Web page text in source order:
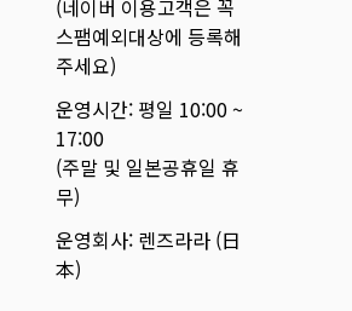
(네이버 이용고객은 꼭
스팸예외대상에 등록해
주세요)
운영시간: 평일 10:00 ~
17:00
(주말 및 일본공휴일 휴
무)
운영회사: 렌즈라라 (日
本)